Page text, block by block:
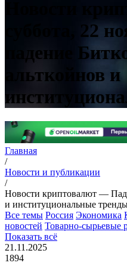
Новости
суббота, 22
падение
альткойнов и
Главная
/
Новости и публикации
/
Новости криптовалют —
и институциональные
Все темы Россия Экономика
новостей Товарно-сырьевые
Показать всё
21.11.2025
1894